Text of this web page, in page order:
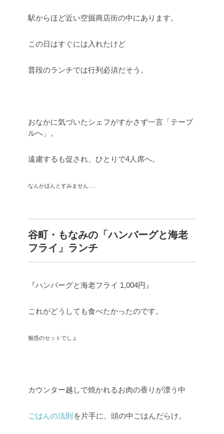
駅からほど近い空掘商店街の中にあります。
この日はすぐには入れたけど
普段のランチでは行列必須だそう。
おなかに気づいたシェフがすかさず一言「テーブ
ルへ」。
遠慮するも促され、ひとりで4人席へ。
なんかほんとすみません….
谷町・もなみの「ハンバーグと海老
フライ」ランチ
『ハンバーグと海老フライ 1,004円』
これがどうしても食べたかったのです。
魅惑のセットでしょ
カウンター越しで焼かれるお肉の香りが漂う中
ごはんの法則 を片手に、頭の中ごはんだらけ。